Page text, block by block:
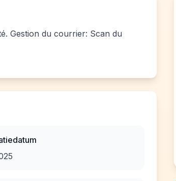
Gestion du courrier: Scan du